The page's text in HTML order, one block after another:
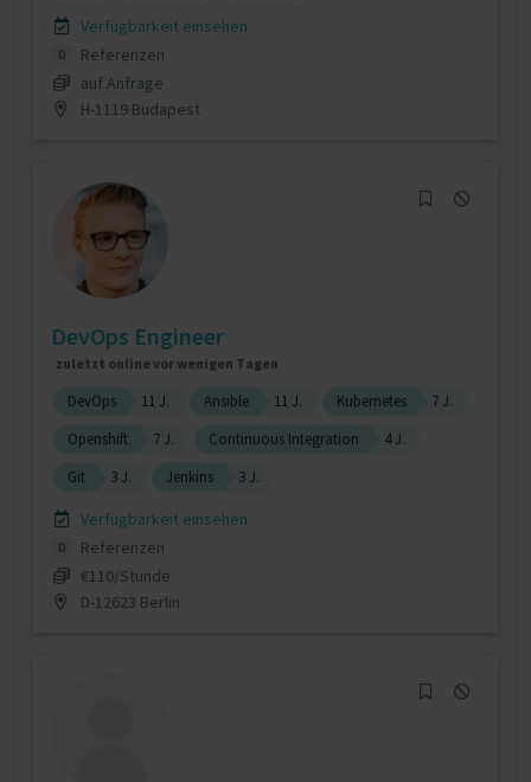
Verfügbarkeit einsehen
0
Referenzen
auf Anfrage
H-1119 Budapest
DevOps Engineer
zuletzt online vor wenigen Tagen
DevOps 11 J. Ansible 11 J. Kubernetes
7 J.
Openshift
7 J. Continuous Integration
4 J.
Git
3 J. Jenkins 3 J.
Verfügbarkeit einsehen
0
Referenzen
€110/Stunde
D-12623 Berlin